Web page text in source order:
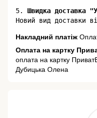
5. Швидка доставка
Накладний платіж
Оплата на картку
оплата на картку
Дубицька Олена